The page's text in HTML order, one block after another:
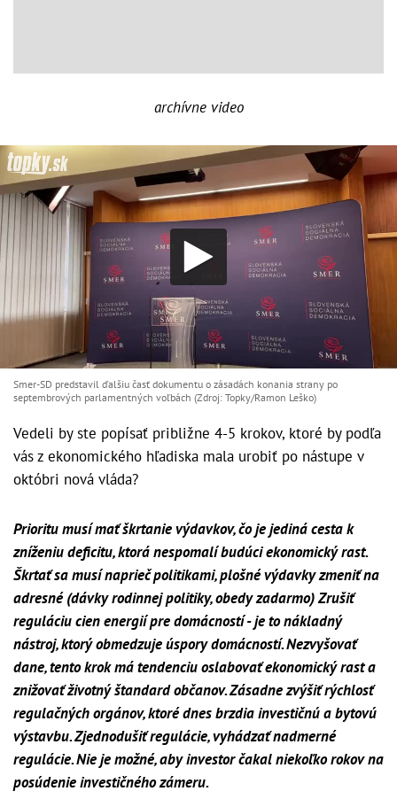
archívne video
Smer-SD predstavil ďalšiu časť dokumentu o zásadách konania strany po
septembrových parlamentných voľbách (Zdroj: Topky/Ramon Leško)
Vedeli by ste popísať približne 4-5 krokov, ktoré by podľa
vás z ekonomického hľadiska mala urobiť po nástupe v
októbri nová vláda?
Prioritu musí mať škrtanie výdavkov, čo je jediná cesta k
zníženiu deficitu, ktorá nespomalí budúci ekonomický rast.
Škrtať sa musí naprieč politikami, plošné výdavky zmeniť na
adresné (dávky rodinnej politiky, obedy zadarmo) Zrušiť
reguláciu cien energií pre domácností - je to nákladný
nástroj, ktorý obmedzuje úspory domácností. Nezvyšovať
dane, tento krok má tendenciu oslabovať ekonomický rast a
znižovať životný štandard občanov. Zásadne zvýšiť rýchlosť
regulačných orgánov, ktoré dnes brzdia investičnú a bytovú
výstavbu. Zjednodušiť regulácie, vyhádzať nadmerné
regulácie. Nie je možné, aby investor čakal niekoľko rokov na
posúdenie investičného zámeru.